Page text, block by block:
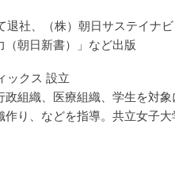
社、（株）朝日サステイナ
朝日新書）」など出版
ックス 設立
組織、医療組織、学生を対
り、などを指導。共立女子大